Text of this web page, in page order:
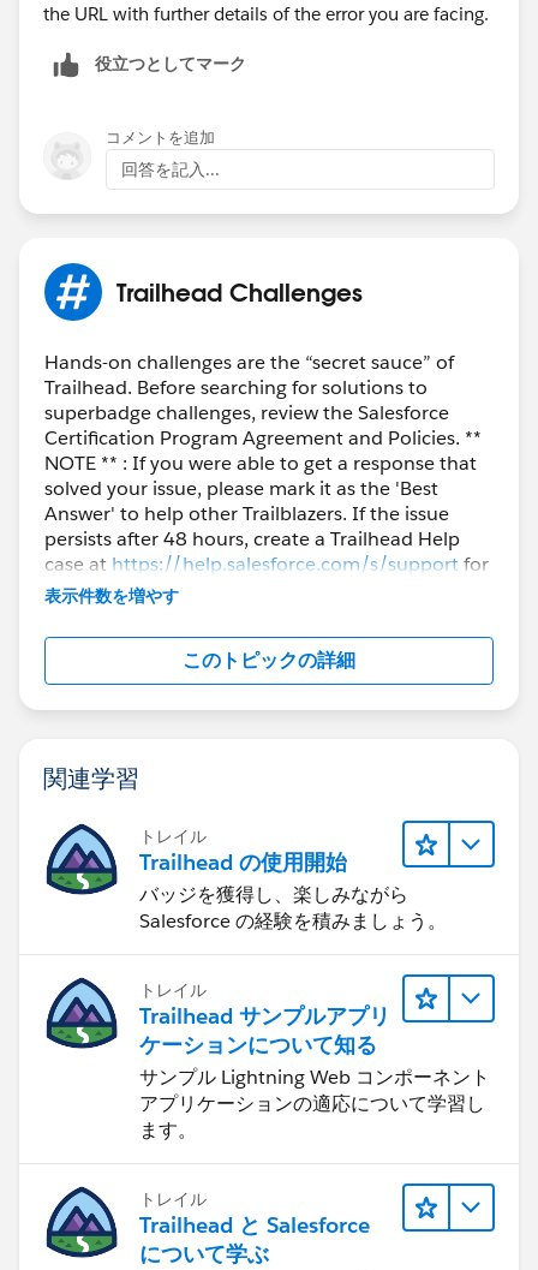
the URL with further details of the error you are facing.
役立つとしてマーク
コメントを追加
回答を記入...
Trailhead Challenges
Hands-on challenges are the “secret sauce” of
Trailhead. Before searching for solutions to
superbadge challenges, review the Salesforce
Certification Program Agreement and Policies. **
NOTE ** : If you were able to get a response that
solved your issue, please mark it as the 'Best
Answer' to help other Trailblazers. If the issue
persists after 48 hours, create a Trailhead Help
case at https://help.salesforce.com/s/supportfor
further assistance.
表示件数を増やす
このトピックの詳細
関連学習
トレイル
Trailhead の使用開始
バッジを獲得し、楽しみながら
Salesforce の経験を積みましょう。
トレイル
Trailhead サンプルアプリ
ケーションについて知る
サンプル Lightning Web コンポーネント
アプリケーションの適応について学習し
ます。
トレイル
Trailhead と Salesforce
について学ぶ